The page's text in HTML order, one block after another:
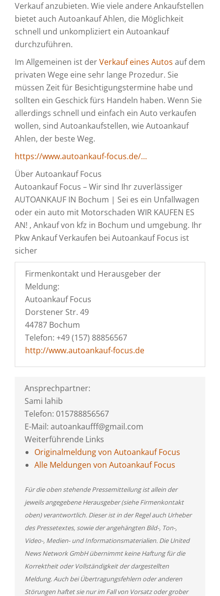
Verkauf anzubieten. Wie viele andere Ankaufstellen
bietet auch Autoankauf Ahlen, die Möglichkeit
schnell und unkompliziert ein Autoankauf
durchzuführen.
Im Allgemeinen ist derVerkauf eines Autos auf dem
privaten Wege eine sehr lange Prozedur. Sie
müssen Zeit für Besichtigungstermine habe und
sollten ein Geschick fürs Handeln haben. Wenn Sie
allerdings schnell und einfach ein Auto verkaufen
wollen, sind Autoankaufstellen, wie Autoankauf
Ahlen, der beste Weg.
https://www.autoankauf-focus.de/…
Über Autoankauf Focus
Autoankauf Focus – Wir sind Ihr zuverlässiger
AUTOANKAUF IN Bochum | Sei es ein Unfallwagen
oder ein auto mit Motorschaden WIR KAUFEN ES
AN! , Ankauf von kfz in Bochum und umgebung. Ihr
Pkw Ankauf Verkaufen bei Autoankauf Focus ist
sicher
Firmenkontakt und Herausgeber der
Meldung:
Autoankauf Focus
Dorstener Str. 49
44787 Bochum
Telefon: +49 (157) 88856567
http://www.autoankauf-focus.de
Ansprechpartner:
Sami lahib
Telefon: 015788856567
E-Mail: autoankaufff@gmail.com
Weiterführende Links
Originalmeldung von Autoankauf Focus
Alle Meldungen von Autoankauf Focus
Für die oben stehende Pressemitteilung ist allein der
jeweils angegebene Herausgeber (siehe Firmenkontakt
oben) verantwortlich. Dieser ist in der Regel auch Urheber
des Pressetextes, sowie der angehängten Bild-, Ton-,
Video-, Medien- und Informationsmaterialien. Die United
News Network GmbH übernimmt keine Haftung für die
Korrektheit oder Vollständigkeit der dargestellten
Meldung. Auch bei Übertragungsfehlern oder anderen
Störungen haftet sie nur im Fall von Vorsatz oder grober